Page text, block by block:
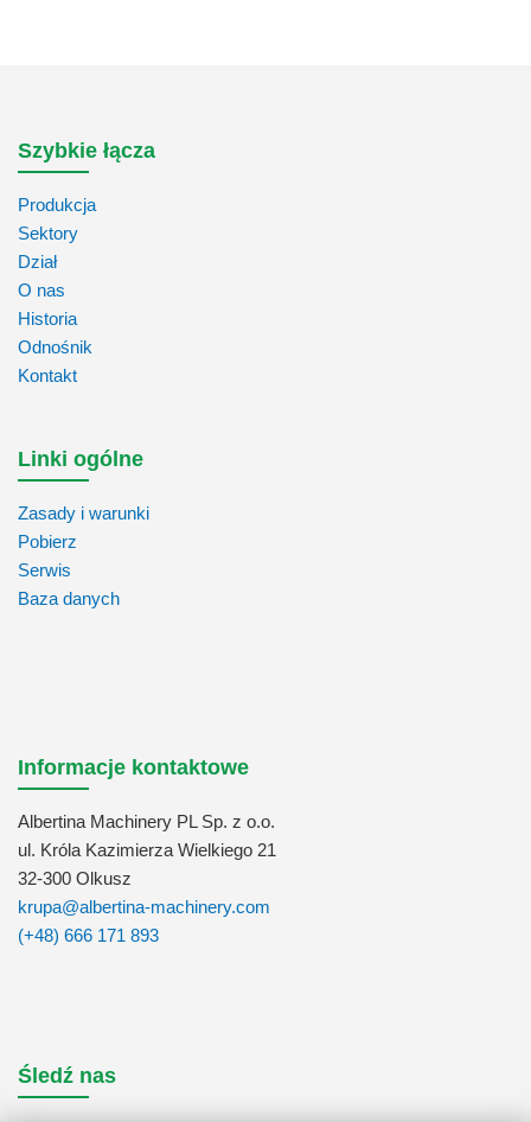
Szybkie łącza
Produkcja
Sektory
Dział
O nas
Historia
Odnośnik
Kontakt
Linki ogólne
Zasady i warunki
Pobierz
Serwis
Baza danych
Informacje kontaktowe
Albertina Machinery PL Sp. z o.o.
ul. Króla Kazimierza Wielkiego 21
32-300 Olkusz
krupa@albertina-machinery.com
(+48) 666 171 893
Śledź nas